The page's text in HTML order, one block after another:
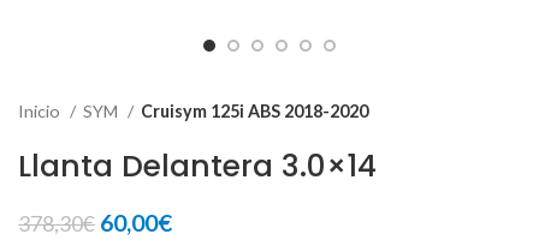
Inicio SYM Cruisym 125i ABS 2018-2020
Llanta Delantera 3.0×14
378,30€ El
60,00€El